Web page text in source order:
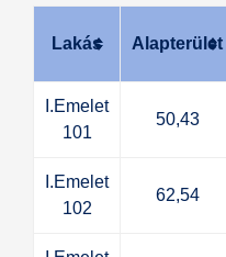
Lakás Alapterület
I.Emelet
101
50,43
I.Emelet
102
62,54